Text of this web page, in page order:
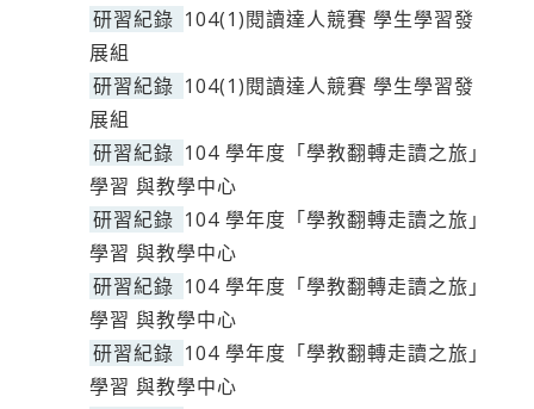
研習紀錄 104(1)閱讀達人競賽 學生學習發
展組
研習紀錄 104(1)閱讀達人競賽 學生學習發
展組
研習紀錄 104 學年度「學教翻轉走讀之旅」
學習 與教學中心
研習紀錄 104 學年度「學教翻轉走讀之旅」
學習 與教學中心
研習紀錄 104 學年度「學教翻轉走讀之旅」
學習 與教學中心
研習紀錄 104 學年度「學教翻轉走讀之旅」
學習 與教學中心